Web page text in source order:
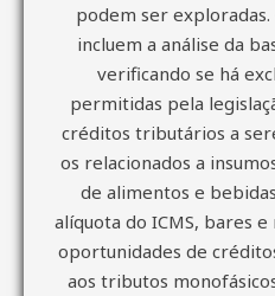
podem ser
incluem a análise da
verificando se há
permitidas pela
créditos tributários a
os relacionados a
de alimentos e
alíquota do ICMS, bares
oportunidades de
aos tributos